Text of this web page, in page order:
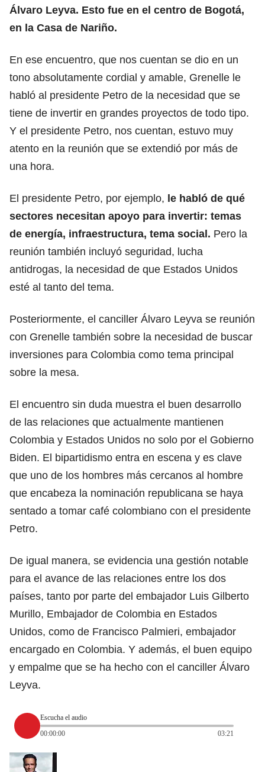
Álvaro Leyva. Esto fue en el centro de Bogotá,
en la Casa de Nariño.
En ese encuentro, que nos cuentan se dio en un
tono absolutamente cordial y amable, Grenelle le
habló al presidente Petro de la necesidad que se
tiene de invertir en grandes proyectos de todo tipo.
Y el presidente Petro, nos cuentan, estuvo muy
atento en la reunión que se extendió por más de
una hora.
El presidente Petro, por ejemplo, le habló de qué
sectores necesitan apoyo para invertir: temas
de energía, infraestructura, tema social. Pero la
reunión también incluyó seguridad, lucha
antidrogas, la necesidad de que Estados Unidos
esté al tanto del tema.
Posteriormente, el canciller Álvaro Leyva se reunión
con Grenelle también sobre la necesidad de buscar
inversiones para Colombia como tema principal
sobre la mesa.
El encuentro sin duda muestra el buen desarrollo
de las relaciones que actualmente mantienen
Colombia y Estados Unidos no solo por el Gobierno
Biden. El bipartidismo entra en escena y es clave
que uno de los hombres más cercanos al hombre
que encabeza la nominación republicana se haya
sentado a tomar café colombiano con el presidente
Petro.
De igual manera, se evidencia una gestión notable
para el avance de las relaciones entre los dos
países, tanto por parte del embajador Luis Gilberto
Murillo, Embajador de Colombia en Estados
Unidos, como de Francisco Palmieri, embajador
encargado en Colombia. Y además, el buen equipo
y empalme que se ha hecho con el canciller Álvaro
Leyva.
Escucha el audio
00:00:00
03:21